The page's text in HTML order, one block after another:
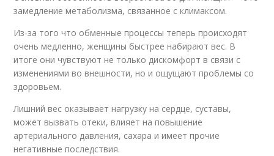
замедление метаболизма, связанное с климаксом.
Из-за того что обменные процессы теперь происходят
очень медленно, женщины быстрее набирают вес. В
итоге они чувствуют не только дискомфорт в связи с
изменениями во внешности, но и ощущают проблемы со
здоровьем.
Лишний вес оказывает нагрузку на сердце, суставы,
может вызвать отеки, влияет на повышение
артериального давления, сахара и имеет прочие
негативные последствия.